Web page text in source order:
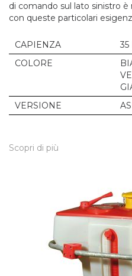
di comando sul lato sinistro
con queste particolari
CAPIENZA
35
COLORE
VERSIONE
Scopri di più